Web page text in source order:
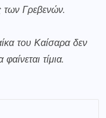
των Γρεβενών.
του Καίσαρα δεν
τίμια.